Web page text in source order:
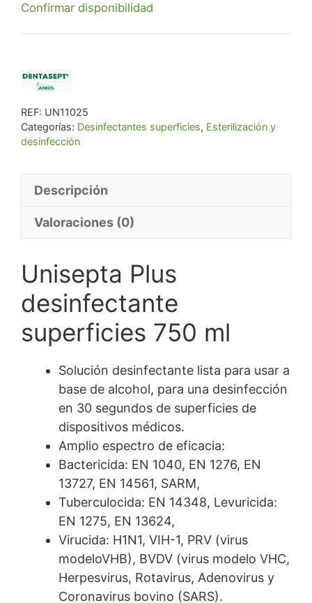
Confirmar disponibilidad
REF: UN11025
Categorías: Desinfectantes superficies, Esterilización y
desinfección
Descripción
Valoraciones (0)
Unisepta Plus
desinfectante
superficies 750 ml
Solución desinfectante lista para usar a
base de alcohol, para una desinfección
en 30 segundos de superficies de
dispositivos médicos.
Amplio espectro de eficacia:
Bactericida: EN 1040, EN 1276, EN
13727, EN 14561, SARM,
Tuberculocida: EN 14348, Levuricida:
EN 1275, EN 13624,
Virucida: H1N1, VIH-1, PRV (virus
modeloVHB), BVDV (virus modelo VHC,
Herpesvirus, Rotavirus, Adenovirus y
Coronavirus bovino (SARS).